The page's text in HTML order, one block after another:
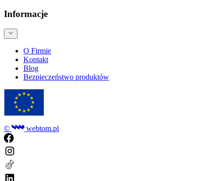
Informacje
O Firmie
Kontakt
Blog
Bezpieczeństwo produktów
© webtom.pl